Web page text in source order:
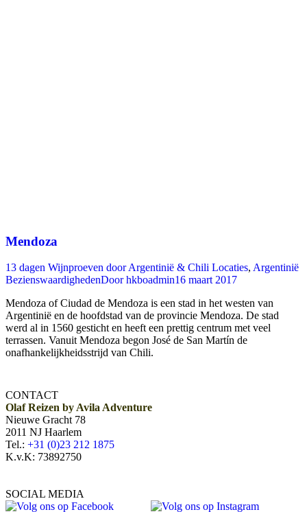
Mendoza
13 dagen Wijnproeven door Argentinië & Chili Locaties, Argentinië
BezienswaardighedenDoorhkboadmin16 maart 2017
Mendoza of Ciudad de Mendoza is een stad in het westen van
Argentinië en de hoofdstad van de provincie Mendoza. De stad
werd al in 1560 gesticht en heeft een prettig centrum met veel
terrassen. Vanuit Mendoza begon José de San Martín de
onafhankelijkheidsstrijd van Chili.
CONTACT
Olaf Reizen by Avila Adventure
Nieuwe Gracht 78
2011 NJ Haarlem
Tel.: +31 (0)23 212 1875
K.v.K: 73892750
SOCIAL MEDIA